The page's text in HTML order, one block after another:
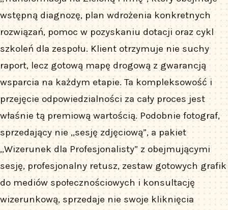
wstępną diagnozę, plan wdrożenia konkretnych
rozwiązań, pomoc w pozyskaniu dotacji oraz cykl
szkoleń dla zespołu. Klient otrzymuje nie suchy
raport, lecz gotową mapę drogową z gwarancją
wsparcia na każdym etapie. Ta kompleksowość i
przejęcie odpowiedzialności za cały proces jest
właśnie tą premiową wartością. Podobnie fotograf,
sprzedający nie „sesję zdjęciową”, a pakiet
„Wizerunek dla Profesjonalisty” z obejmującymi
sesję, profesjonalny retusz, zestaw gotowych grafik
do mediów społecznościowych i konsultację
wizerunkową, sprzedaje nie swoje kliknięcia